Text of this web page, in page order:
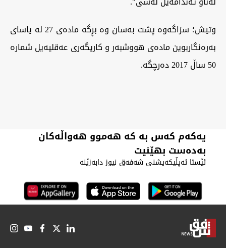
‏وتیش؛ سزاگەوە پشت بەسان وە بڕگە مادەی 27 لە یاسای
بەرەنگاربوین مادەی هووشبەر و کاریگەری عەقلیەیل شمارە
50 ساڵ 2017 دەرچگە.
یەکەم کەس بە کە هەموو هەواڵەکان
بەدەست بهێنیت
ئێستا ئەپڵیکەیشنی شەفەق نیوز دابەزێنە